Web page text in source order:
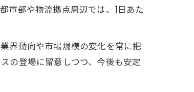
市部や物流拠点周辺では、1日あた
界動向や市場規模の変化を常に把
の登場に留意しつつ、今後も安定